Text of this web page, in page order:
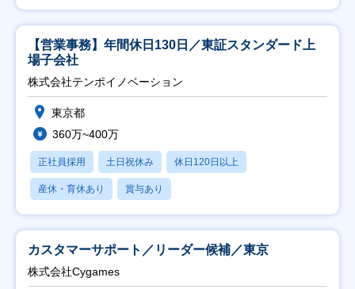
【営業事務】年間休日130日／東証スタンダード上
場子会社
株式会社テンポイノベーション
東京都
360万~400万
正社員採用 土日祝休み 休日120日以上
産休・育休あり 賞与あり
カスタマーサポート／リーダー候補／東京
株式会社Cygames